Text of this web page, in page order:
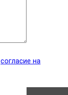
согласие на